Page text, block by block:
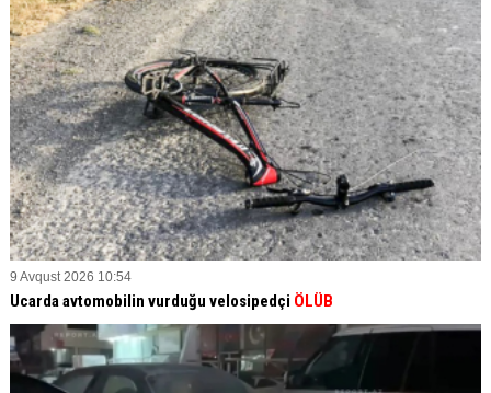
9 Avqust 2026 10:54
Ucarda avtomobilin vurduğu velosipedçi ÖLÜB